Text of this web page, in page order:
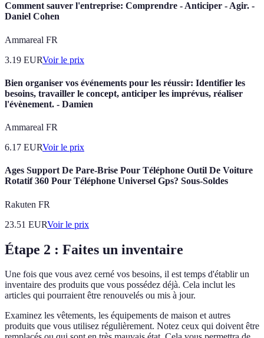
Comment sauver l'entreprise: Comprendre - Anticiper - Agir. -
Daniel Cohen
Ammareal FR
3.19 EURVoir le prix
Bien organiser vos événements pour les réussir: Identifier les
besoins, travailler le concept, anticiper les imprévus, réaliser
l'évènement. - Damien
Ammareal FR
6.17 EURVoir le prix
Ages Support De Pare-Brise Pour Téléphone Outil De Voiture
Rotatif 360 Pour Téléphone Universel Gps? Sous-Soldes
Rakuten FR
23.51 EURVoir le prix
Étape 2 : Faites un inventaire
Une fois que vous avez cerné vos besoins, il est temps d'établir un
inventaire des produits que vous possédez déjà. Cela inclut les
articles qui pourraient être renouvelés ou mis à jour.
Examinez les vêtements, les équipements de maison et autres
produits que vous utilisez régulièrement. Notez ceux qui doivent être